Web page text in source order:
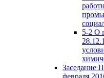
5-2 О
Заседание
февраля